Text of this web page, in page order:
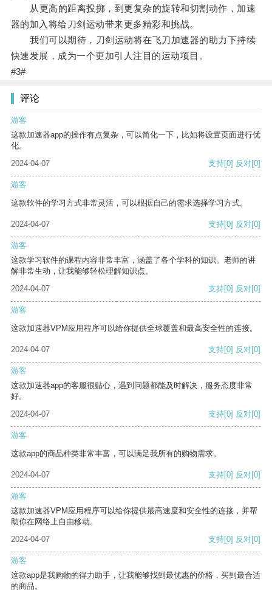
从更高的距离投掷，到更复杂的旋转和切割动作，加速
器的加入将给刀剑运动带来更多精彩和挑战。
我们可以期待，刀剑运动将在飞刀加速器的助力下持续
快速发展，成为一个更加引人注目的运动项目。
#3#
评论
游客
这款加速器app的操作有点复杂，可以简化一下，比如将设置页面进行优
化。
2024-04-07
支持[0] 反对[0]
游客
这款软件的学习方式非常灵活，可以根据自己的需求选择学习方式。
2024-04-07 支持[0] 反对[0]
游客
这款学习软件的课程内容非常丰富，涵盖了各个学科的知识。老师的讲
解非常生动，让我能够轻松理解知识点。
2024-04-07
支持[0] 反对[0]
游客
这款加速器VPM应用程序可以给你提供全球覆盖和最高安全性的连接。
2024-04-07 支持[0] 反对[0]
游客
这款加速器app的客服很贴心，遇到问题都能及时解决，服务态度非常
好。
2024-04-07
支持[0] 反对[0]
游客
这款app的商品种类非常丰富，可以满足我所有的购物需求。
2024-04-07 支持[0] 反对[0]
游客
这款加速器VPM应用程序可以给你提供最高速度和安全性的连接，并帮
助你在网络上自由移动。
2024-04-07
支持[0] 反对[0]
游客
这款app是我购物的得力助手，让我能够找到最优惠的价格，买到最合适
的商品。